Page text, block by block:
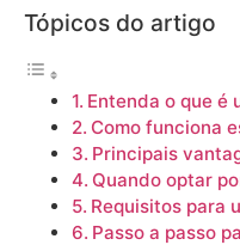
Tópicos do artigo
Entenda o que é
Como funciona
Principais
Quando optar
Requisitos para
Passo a passo